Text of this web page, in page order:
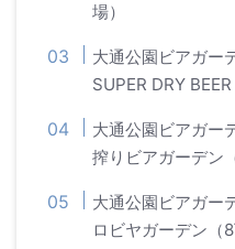
場）
大通公園ビアガ
SUPER DRY
大通公園ビアガ
搾りビアガーデン
大通公園ビアガ
ロビヤガーデン（8